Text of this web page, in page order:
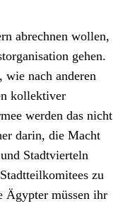
abrechnen wollen,
gehen.
wie nach anderen
kollektiver
werden das nicht
darin, die Macht
Stadtvierteln
zu
Ägypter müssen ihr